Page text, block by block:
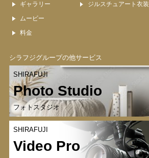
ギャラリー
ムービー
料金
ジルスチュアート衣装
シラフジグループの他サービス
SHIRAFUJI
Photo Studio
フォトスタジオ
SHIRAFUJI
Video Pro